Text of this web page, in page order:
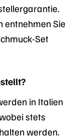
entnehmen Sie
Set
in Italien
stets
werden.